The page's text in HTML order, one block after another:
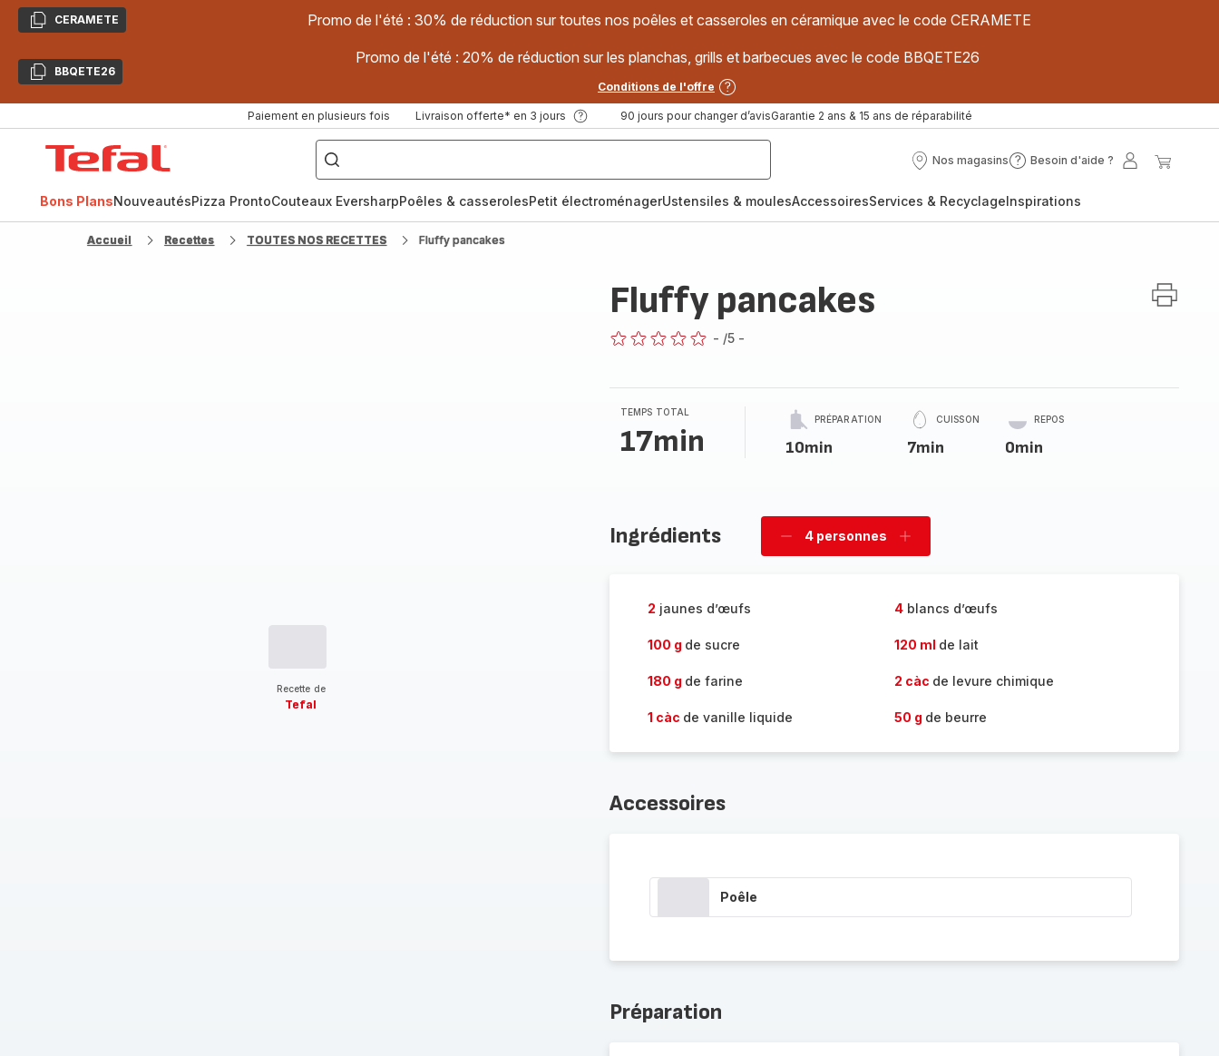
CopierCERAMETE Promo de l'été : 30% de réduction sur toutes nos poêles et casseroles en céramique avec le code CERAMETE
CopierBBQETE26
Promo de l'été : 20% de réduction sur les planchas, grills et barbecues avec le code BBQETE26
Conditions de l'offre
Paiement en plusieurs fois Livraison offerte* en 3 jours 90 jours pour changer d’avisGarantie 2 ans & 15 ans de réparabilité
["Poêles
inox,
Cake
Factory,
Nos magasins
Nos
Besoin d'aide ?
Besoin
?
Mon
Bons PlansNouveautésPizza ProntoCouteaux EversharpPoêles & casserolesPetit électroménagerUstensiles & moulesAccessoiresServices & RecyclageInspirations
Accueil Recettes TOUTES NOS RECETTES Fluffy pancakes
Recette de
Tefal
Fluffy pancakes
- /5 -
TEMPS TOTAL
17min
PRÉPARATION
10min
CUISSON
7min
REPOS
0min
Ingrédients
Supprimer
4 personnes
Ajouter
2 jaunes d’œufs 4blancs d’œufs
100 g de sucre 120 ml de lait
180 g de farine 2 càc de levure chimique
1 càc de vanille liquide 50 g de beurre
Accessoires
Poêle
Préparation